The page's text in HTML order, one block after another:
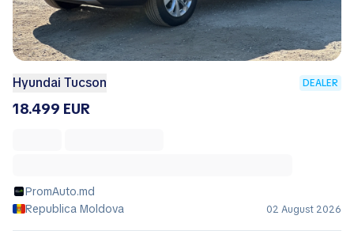
Hyundai Tucson DEALER
18.499 EUR
PromAuto.md
Republica Moldova
02 August 2026